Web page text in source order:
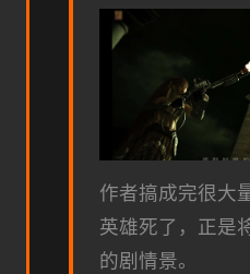
作者搞成完很大
英雄死了，正是
的剧情景。